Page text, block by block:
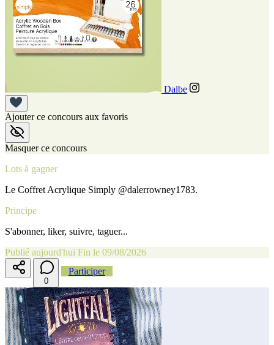
Dalbe
Ajouter ce concours aux favoris
Masquer ce concours
Lots à gagner
Le Coffret Acrylique Simply @dalerrowney1783.
Principe
S'abonner, liker, suivre, taguer...
Publié aujourd'hui Fin le 09/08/2026
0
Participer